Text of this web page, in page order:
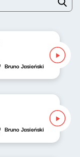
Bruno Jasieński
Bruno Jasieński